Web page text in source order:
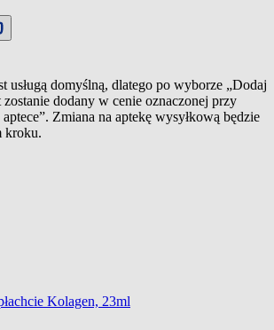
usługą domyślną, dlatego po wyborze „Dodaj
dodany w cenie oznaczonej przy
Zmiana na aptekę wysyłkową będzie
kroku.
Kolagen, 23ml